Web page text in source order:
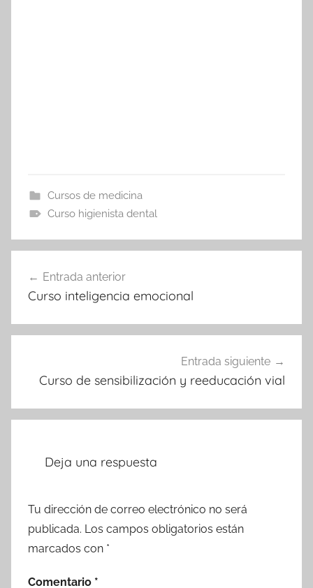
Cursos de medicina
Curso higienista dental
de
Entrada anterior
Curso inteligencia emocional
Entrada siguiente
Curso de sensibilización y reeducación vial
Deja una respuesta
Tu dirección de correo electrónico no será
publicada. Los campos obligatorios están
marcados con *
Comentario *